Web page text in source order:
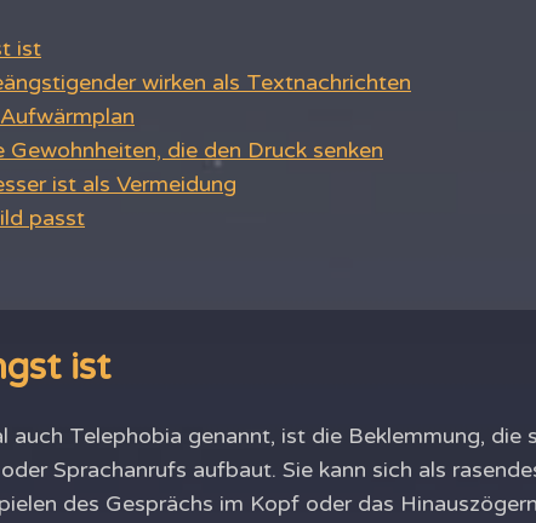
ist
wirken als Textnachrichten
Gewohnheiten, die den Druck senken
ist als Vermeidung
passt
ist
auch Telephobia genannt, ist die Beklemmung, die
Sprachanrufs aufbaut. Sie kann sich als
des Gesprächs im Kopf oder das